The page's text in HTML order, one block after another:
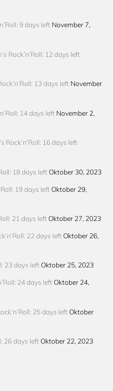
9 days left November 7,
Rock’n’Roll: 12 days left
13 days left November
14 days left November 2,
Rock’n’Roll: 16 days left
18 days left Oktober 30, 2023
19 days left Oktober 29,
21 days left Oktober 27, 2023
22 days left Oktober 26,
23 days left Oktober 25, 2023
24 days left Oktober 24,
25 days left Oktober
26 days left Oktober 22, 2023